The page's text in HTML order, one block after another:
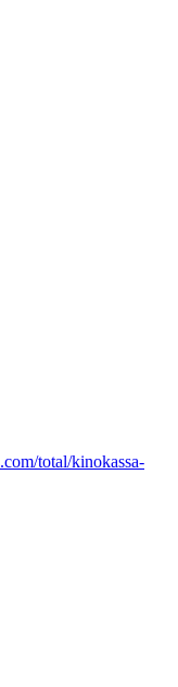
total/kinokassa-